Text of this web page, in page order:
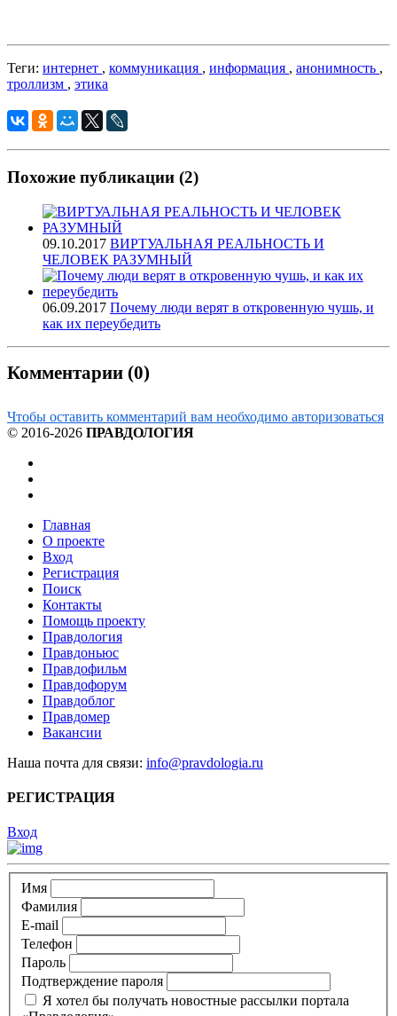
Теги: интернет , коммуникация , информация , анонимность ,
троллизм , этика
Похожие публикации (2)
09.10.2017 ВИРТУАЛЬНАЯ РЕАЛЬНОСТЬ И
ЧЕЛОВЕК РАЗУМНЫЙ
06.09.2017 Почему люди верят в откровенную чушь, и
как их переубедить
Комментарии (0)
Чтобы оставить комментарий вам необходимо авторизоваться
© 2016-2026 ПРАВДОЛОГИЯ
Главная
О проекте
Вход
Регистрация
Поиск
Контакты
Помощь проекту
Правдология
Правдоньюс
Правдофильм
Правдофорум
Правдоблог
Правдомер
Вакансии
Наша почта для связи: info@pravdologia.ru
РЕГИСТРАЦИЯ
Вход
Имя
Фамилия
E-mail
Телефон
Пароль
Подтверждение пароля
Я хотел бы получать новостные рассылки портала